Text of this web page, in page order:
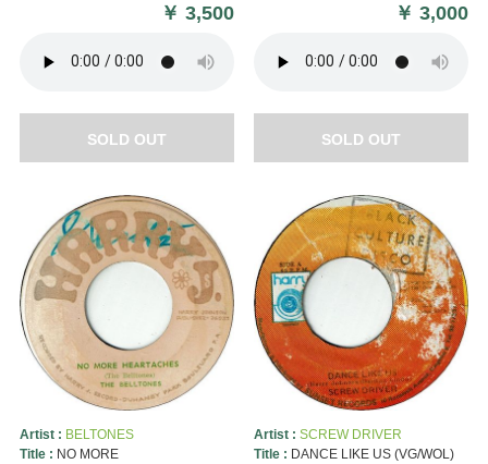
￥3,500
SOLD OUT
￥3,000
SOLD OUT
Artist : BELTONES
Title : NO MORE
Artist : SCREW DRIVER
Title : DANCE LIKE US (VG/WOL)